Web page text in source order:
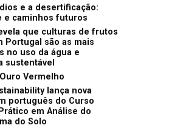
e a desertificação:
e caminhos futuros
que culturas de frutos
Portugal são as mais
no uso da água e
sustentável
Vermelho
lança nova
português do Curso
em Análise do
do Solo